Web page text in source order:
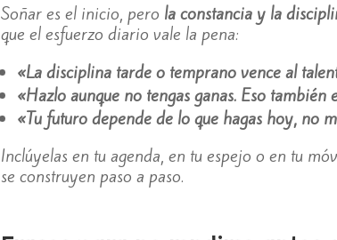
Soñar es el inicio, pero la constancia y la
que el esfuerzo diario vale la pena:
«La disciplina tarde o temprano vence al
«Hazlo aunque no tengas ganas. Eso también
«Tu futuro depende de lo que hagas hoy, no
Inclúyelas en tu agenda, en tu espejo o en tu
se construyen paso a paso.